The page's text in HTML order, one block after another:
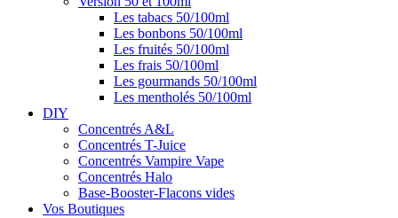
Les tabacs 50/100ml
Les bonbons 50/100ml
Les fruités 50/100ml
Les frais 50/100ml
Les gourmands 50/100ml
Les mentholés 50/100ml
DIY
Concentrés A&L
Concentrés T-Juice
Concentrés Vampire Vape
Concentrés Halo
Base-Booster-Flacons vides
Vos Boutiques